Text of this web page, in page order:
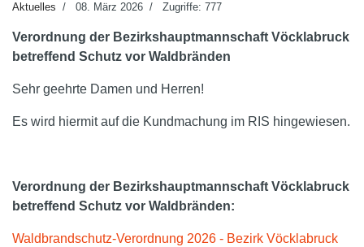
Aktuelles 08. März 2026 Zugriffe: 777
Verordnung der Bezirkshauptmannschaft Vöcklabruck
betreffend Schutz vor Waldbränden
Sehr geehrte Damen und Herren!
Es wird hiermit auf die Kundmachung im RIS hingewiesen.
Verordnung der Bezirkshauptmannschaft Vöcklabruck
betreffend Schutz vor Waldbränden:
Waldbrandschutz-Verordnung 2026 - Bezirk Vöcklabruck